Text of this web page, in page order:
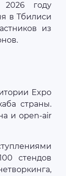
2026 году
в Тбилиси
из
Expo
страны.
и open-air
стендов